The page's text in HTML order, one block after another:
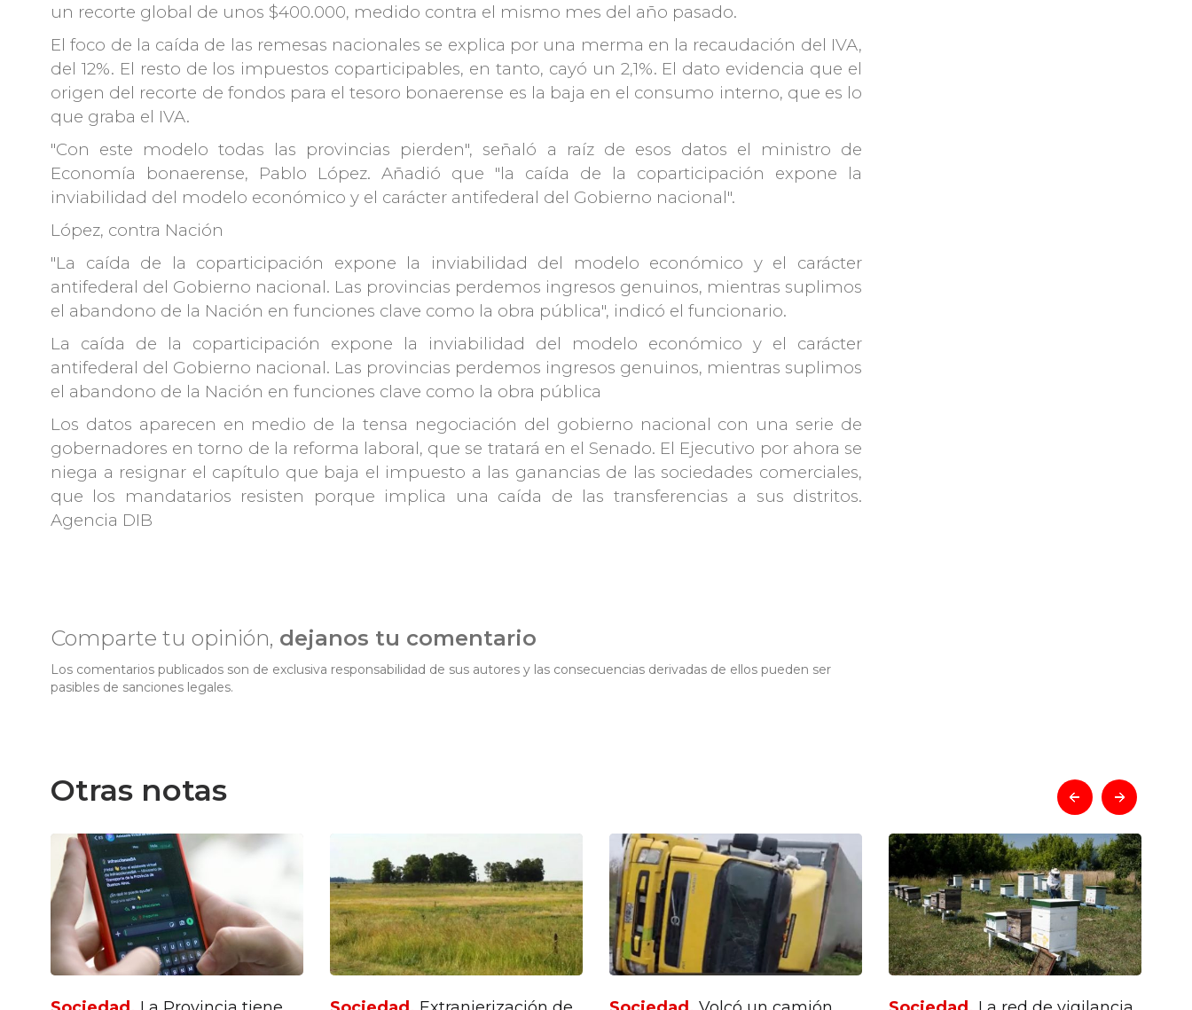
un recorte global de unos $400.000, medido contra el mismo mes del año pasado.
El foco de la caída de las remesas nacionales se explica por una merma en la recaudación del IVA,
del 12%. El resto de los impuestos coparticipables, en tanto, cayó un 2,1%. El dato evidencia que el
origen del recorte de fondos para el tesoro bonaerense es la baja en el consumo interno, que es lo
que graba el IVA.
"Con este modelo todas las provincias pierden", señaló a raíz de esos datos el ministro de
Economía bonaerense, Pablo López. Añadió que "la caída de la coparticipación expone la
inviabilidad del modelo económico y el carácter antifederal del Gobierno nacional".
López, contra Nación
"La caída de la coparticipación expone la inviabilidad del modelo económico y el carácter
antifederal del Gobierno nacional. Las provincias perdemos ingresos genuinos, mientras suplimos
el abandono de la Nación en funciones clave como la obra pública", indicó el funcionario.
La caída de la coparticipación expone la inviabilidad del modelo económico y el carácter
antifederal del Gobierno nacional. Las provincias perdemos ingresos genuinos, mientras suplimos
el abandono de la Nación en funciones clave como la obra pública
Los datos aparecen en medio de la tensa negociación del gobierno nacional con una serie de
gobernadores en torno de la reforma laboral, que se tratará en el Senado. El Ejecutivo por ahora se
niega a resignar el capítulo que baja el impuesto a las ganancias de las sociedades comerciales,
que los mandatarios resisten porque implica una caída de las transferencias a sus distritos.
Agencia DIB
Comparte tu opinión, dejanos tu comentario
Los comentarios publicados son de exclusiva responsabilidad de sus autores y las consecuencias derivadas de ellos pueden ser
pasibles de sanciones legales.
Otras notas prev next